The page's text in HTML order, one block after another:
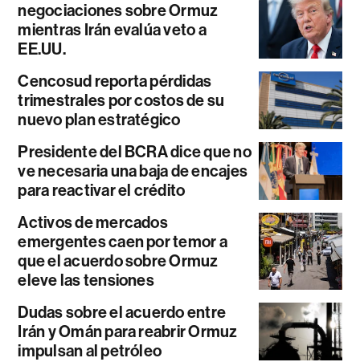
negociaciones sobre Ormuz
mientras Irán evalúa veto a
EE.UU.
Cencosud reporta pérdidas
trimestrales por costos de su
nuevo plan estratégico
Presidente del BCRA dice que no
ve necesaria una baja de encajes
para reactivar el crédito
Activos de mercados
emergentes caen por temor a
que el acuerdo sobre Ormuz
eleve las tensiones
Dudas sobre el acuerdo entre
Irán y Omán para reabrir Ormuz
impulsan al petróleo